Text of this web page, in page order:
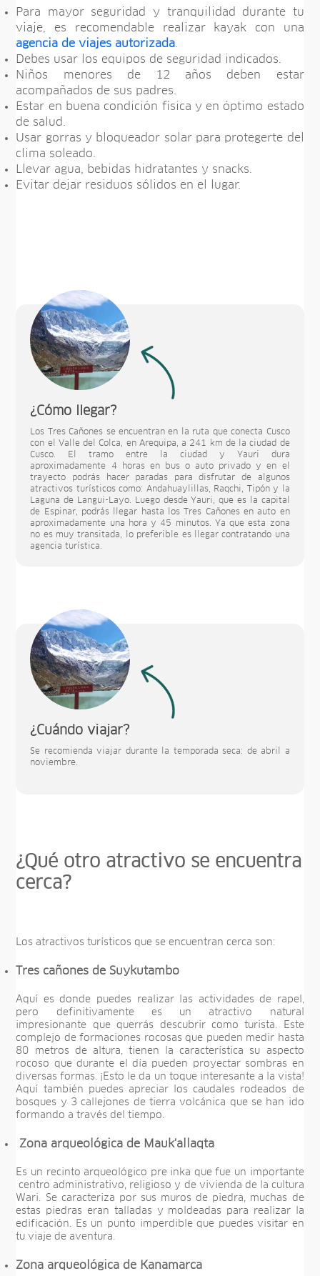
Para mayor seguridad y tranquilidad durante tu
viaje, es recomendable realizar kayak con una
agencia de viajes autorizada
Debes usar los equipos de seguridad indicados.
Niños menores de 12 años deben estar
acompañados de sus padres.
Estar en buena condición física y en óptimo estado
de salud.
Usar gorras y bloqueador solar para protegerte del
clima soleado.
Llevar agua, bebidas hidratantes y snacks.
Evitar dejar residuos sólidos en el lugar.
¿Cómo llegar?
Los Tres Cañones se encuentran en la ruta que conecta Cusco
con el Valle del Colca, en Arequipa, a 241 km de la ciudad de
Cusco. El tramo entre la ciudad y Yauri dura
aproximadamente 4 horas en bus o auto privado y en el
trayecto podrás hacer paradas para disfrutar de algunos
atractivos turísticos como: Andahuaylillas, Raqchi, Tipón y la
Laguna de Langui-Layo. Luego desde Yauri, que es la capital
de Espinar, podrás llegar hasta los Tres Cañones en auto en
aproximadamente una hora y 45 minutos. Ya que esta zona
no es muy transitada, lo preferible es llegar contratando una
agencia turística.
¿Cuándo viajar?
Se recomienda viajar durante la temporada seca: de abril a
noviembre.
¿Qué otro atractivo se encuentra
cerca?
Los atractivos turísticos que se encuentran cerca son:
Tres cañones de Suykutambo
Aquí es donde puedes realizar las actividades de rapel,
pero definitivamente es un atractivo natural
impresionante que querrás descubrir como turista. Este
complejo de formaciones rocosas que pueden medir hasta
80 metros de altura, tienen la característica su aspecto
rocoso que durante el día pueden proyectar sombras en
diversas formas. ¡Esto le da un toque interesante a la vista!
Aquí también puedes apreciar los caudales rodeados de
bosques y 3 callejones de tierra volcánica que se han ido
formando a través del tiempo.
Zona arqueológica de Mauk'allaqta
Es un recinto arqueológico pre inka que fue un importante
centro administrativo, religioso y de vivienda de la cultura
Wari. Se caracteriza por sus muros de piedra, muchas de
estas piedras eran talladas y moldeadas para realizar la
edificación. Es un punto imperdible que puedes visitar en
tu viaje de aventura.
Zona arqueológica de Kanamarca